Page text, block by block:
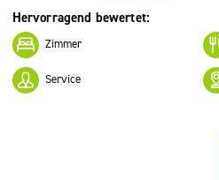
Hervorragend bewertet:
Zimmer
Service